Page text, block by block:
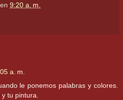
en 9:20 a. m.
a. m.
le ponemos palabras y colores.
tu pintura.